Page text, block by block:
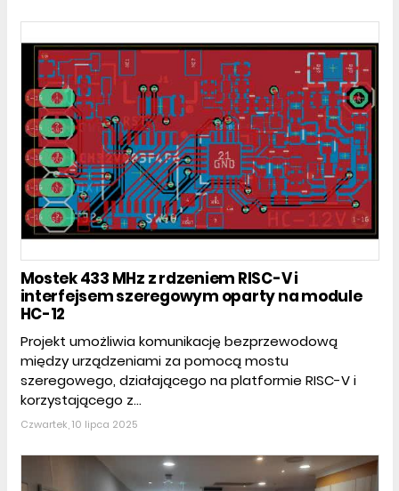
Mostek 433 MHz z rdzeniem RISC-V i
interfejsem szeregowym oparty na module
HC-12
Projekt umożliwia komunikację bezprzewodową
między urządzeniami za pomocą mostu
szeregowego, działającego na platformie RISC-V i
korzystającego z...
Czwartek, 10 lipca 2025